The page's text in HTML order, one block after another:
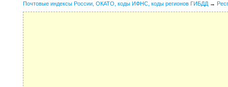
Почтовые индексы России, ОКАТО, коды ИФНС, коды регионов ГИБДД →